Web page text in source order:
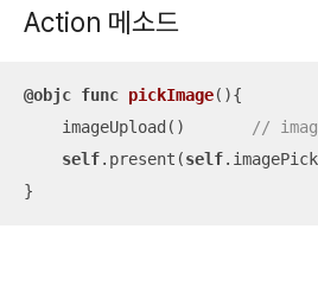
Action 메소드
@objc func pickImage(){
//
self.present(self
}